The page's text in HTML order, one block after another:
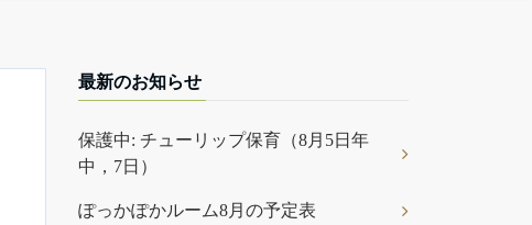
最新のお知らせ
保護中: チューリップ保育（8月5日年
中，7日）
ぽっかぽかルーム8月の予定表